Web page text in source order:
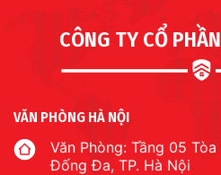
CÔNG TY CỔ
VĂN PHÒNG HÀ NỘI
Văn Phòng: Tầng 05
Đống Đa, TP. Hà Nội